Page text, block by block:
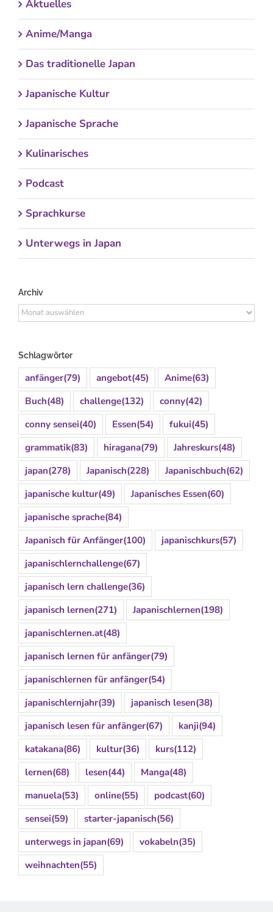
Aktuelles
Anime/Manga
Das traditionelle Japan
Japanische Kultur
Japanische Sprache
Kulinarisches
Podcast
Sprachkurse
Unterwegs in Japan
Archiv
Archiv
Schlagwörter
anfänger(79) angebot(45) Anime(63)
Buch(48) challenge(132) conny(42)
conny sensei(40) Essen(54) fukui(45)
grammatik(83) hiragana(79) Jahreskurs(48)
japan(278) Japanisch(228) Japanischbuch(62)
japanische kultur(49) Japanisches Essen(60)
japanische sprache(84)
Japanisch für Anfänger(100) japanischkurs(57)
japanischlernchallenge(67)
japanisch lern challenge(36)
japanisch lernen(271) Japanischlernen(198)
japanischlernen.at(48)
japanisch lernen für anfänger(79)
japanischlernen für anfänger(54)
japanischlernjahr(39) japanisch lesen(38)
japanisch lesen für anfänger(67) kanji(94)
katakana(86) kultur(36) kurs(112)
lernen(68) lesen(44) Manga(48)
manuela(53) online(55) podcast(60)
sensei(59) starter-japanisch(56)
unterwegs in japan(69) vokabeln(35)
weihnachten(55)